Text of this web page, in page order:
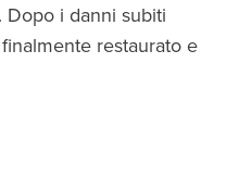
i danni subiti
restaurato e